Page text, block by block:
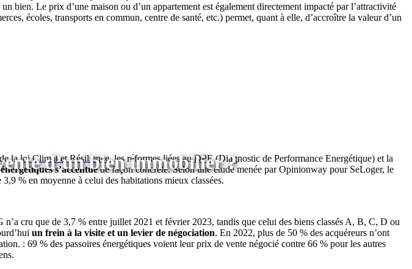
d’un bien immobilier ?
bien. Le prix d’une maison ou d’un appartement est également directement impacté par l’attractivité
écoles, transports en commun, centre de santé, etc.) permet, quant à elle, d’accroître la valeur d’un
laloi Climat et Résilience, les réformes liées auDPE(Diagnostic de Performance Energétique) et la
s’accentuede façon concrète. Selon une étude menée par Opinionway pour SeLoger, le
% en moyenne à celui des habitations mieux classées.
cru que de 3,7 % entre juillet 2021 et février 2023, tandis que celui des biens classés A, B, C, D ou
un frein à la visite et un levier de négociation. En 2022, plus de 50 % des acquéreurs n’ont
: 69 % des passoires énergétiques voient leur prix de vente négocié contre 66 % pour les autres